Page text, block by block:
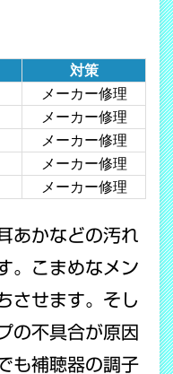
対策
メーカー修理
メーカー修理
メーカー修理
メーカー修理
メーカー修理
あかなどの汚れ
。こまめなメン
させます。そし
の不具合が原因
も補聴器の調子